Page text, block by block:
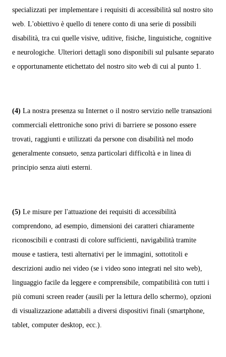
specializzati per implementare i requisiti di accessibilità sul nostro sito
web. L'obiettivo è quello di tenere conto di una serie di possibili
disabilità, tra cui quelle visive, uditive, fisiche, linguistiche, cognitive
e neurologiche. Ulteriori dettagli sono disponibili sul pulsante separato
e opportunamente etichettato del nostro sito web di cui al punto 1.
(4) La nostra presenza su Internet o il nostro servizio nelle transazioni
commerciali elettroniche sono privi di barriere se possono essere
trovati, raggiunti e utilizzati da persone con disabilità nel modo
generalmente consueto, senza particolari difficoltà e in linea di
principio senza aiuti esterni.
(5) Le misure per l'attuazione dei requisiti di accessibilità
comprendono, ad esempio, dimensioni dei caratteri chiaramente
riconoscibili e contrasti di colore sufficienti, navigabilità tramite
mouse e tastiera, testi alternativi per le immagini, sottotitoli e
descrizioni audio nei video (se i video sono integrati nel sito web),
linguaggio facile da leggere e comprensibile, compatibilità con tutti i
più comuni screen reader (ausili per la lettura dello schermo), opzioni
di visualizzazione adattabili a diversi dispositivi finali (smartphone,
tablet, computer desktop, ecc.).